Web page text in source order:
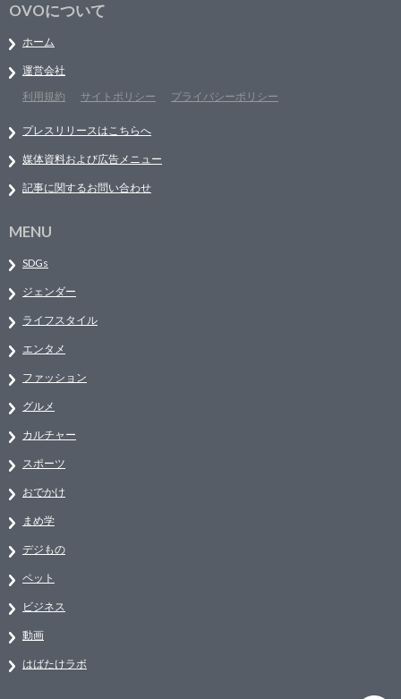
OVOについて
ホーム
運営会社
利用規約
サイトポリシー プライバシーポリシー
プレスリリースはこちらへ
媒体資料および広告メニュー
記事に関するお問い合わせ
MENU
SDGs
ジェンダー
ライフスタイル
エンタメ
ファッション
グルメ
カルチャー
スポーツ
おでかけ
まめ学
デジもの
ペット
ビジネス
動画
はばたけラボ